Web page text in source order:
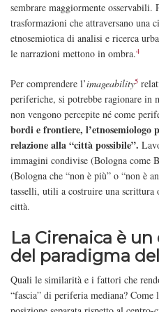
sembrare maggiormente osservabili.
trasformazioni che attraversano una
etnosemiotica di analisi e ricerca
le narrazioni mettono in ombra.4
Per comprendere l’imageability5
periferiche, si potrebbe ragionare in
non vengono percepite né come
bordi e frontiere, l’etnosemiologo
relazione alla “città possibile”.
immagini condivise (Bologna come
(Bologna che “non è più” o “non è
tasselli, utili a costruire una scrittura
città.
La Cirenaica è
del paradigma
Quali le similarità e i fattori che
“fascia” di periferia mediana?